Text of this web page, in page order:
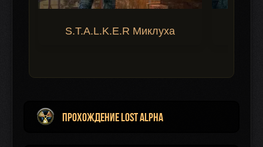
S.T.A.L.K.E.R Миклуха
Прохождение Lost Alpha